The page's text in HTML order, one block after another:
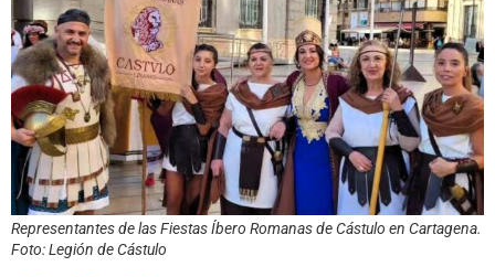
Representantes de las Fiestas Íbero Romanas de Cástulo en Cartagena.
Foto: Legión de Cástulo